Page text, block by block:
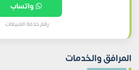
واتساب
رقم خدمة المبيعات
المرافق والخدمات